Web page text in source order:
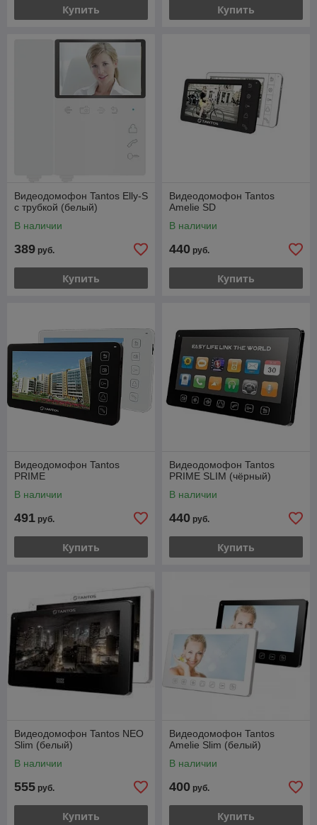
Купить Купить
Видеодомофон Tantos Elly-S
с трубкой (белый)
В наличии
389 руб.
Купить
Видеодомофон Tantos
Amelie SD
В наличии
440 руб.
Купить
Видеодомофон Tantos
PRIME
В наличии
491 руб.
Купить
Видеодомофон Tantos
PRIME SLIM (чёрный)
В наличии
440 руб.
Купить
Видеодомофон Tantos NEO
Slim (белый)
В наличии
555 руб.
Купить
Видеодомофон Tantos
Amelie Slim (белый)
В наличии
400 руб.
Купить